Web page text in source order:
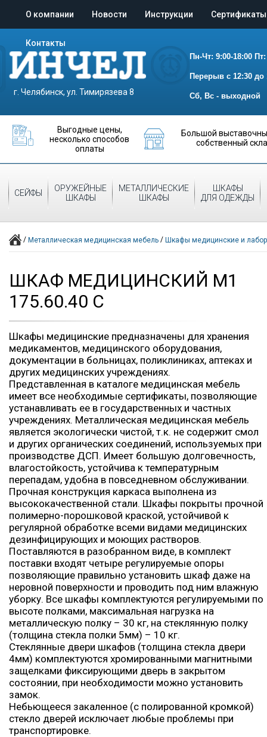
О компании Новости Инструкции Сертификаты
Контакты
г. Челябинск, ул. Тимирязева 8
Пн-Чт: 9:00-18:00
Перерыв с 12:30 до
Сб, Вс - выходной
Выгодные цены,
несколько способов
оплаты
Большой
собственный
СЕЙФЫ
ОРУЖЕЙНЫЕ
ШКАФЫ
МЕТАЛЛИЧЕСКИЕ
ШКАФЫ
ШКАФЫ
ДЛЯ ОДЕЖДЫ
/ Металлическая медицинская мебель/ Шкафы медицинские и
ШКАФ МЕДИЦИНСКИЙ M1
175.60.40 С
Шкафы медицинские предназначены для хранения
медикаментов, медицинского оборудования,
документации в больницах, поликлиниках, аптеках и
других медицинских учреждениях.
Представленная в каталоге медицинская мебель
имеет все необходимые сертификаты, позволяющие
устанавливать ее в государственных и частных
учреждениях. Металлическая медицинская мебель
является экологически чистой, т.к. не содержит смол
и других органических соединений, используемых при
производстве ДСП. Имеет большую долговечность,
влагостойкость, устойчива к температурным
перепадам, удобна в повседневном обслуживании.
Прочная конструкция каркаса выполнена из
высококачественной стали. Шкафы покрыты прочной
полимерно-порошковой краской, устойчивой к
регулярной обработке всеми видами медицинских
дезинфицирующих и моющих растворов.
Поставляются в разобранном виде, в комплект
поставки входят четыре регулируемые опоры
позволяющие правильно установить шкаф даже на
неровной поверхности и проводить под ним влажную
уборку. Все шкафы комплектуются регулируемыми по
высоте полками, максимальная нагрузка на
металлическую полку – 30 кг, на стеклянную полку
(толщина стекла полки 5мм) – 10 кг.
Стеклянные двери шкафов (толщина стекла двери
4мм) комплектуются хромированными магнитными
защелками фиксирующими дверь в закрытом
состоянии, при необходимости можно установить
замок.
Небьющееся закаленное (с полированной кромкой)
стекло дверей исключает любые проблемы при
транспортировке.